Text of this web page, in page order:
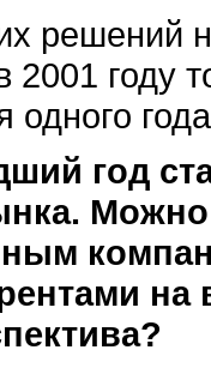
решений
2001 году
одного
год
на